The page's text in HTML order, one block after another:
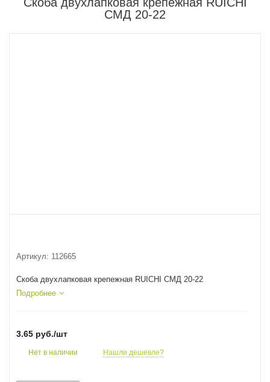
СМД 20-22
Артикул: 112665
Скоба двухлапковая крепежная RUICHI СМД 20-22
Подробнее
3.65 руб./шт
Нет в наличии Нашли дешевле?